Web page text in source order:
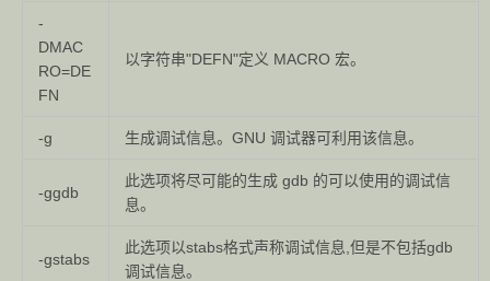
-
DMAC
RO=DE
FN
以字符串"DEFN"定义 MACRO 宏。
-g 生成调试信息。GNU 调试器可利用该信息。
-ggdb
此选项将尽可能的生成 gdb 的可以使用的调试信
息。
-gstabs
此选项以stabs格式声称调试信息,但是不包括gdb
调试信息。